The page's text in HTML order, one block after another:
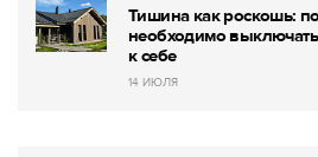
Тишина как роскошь:
необходимо
к себе
14 ИЮЛЯ